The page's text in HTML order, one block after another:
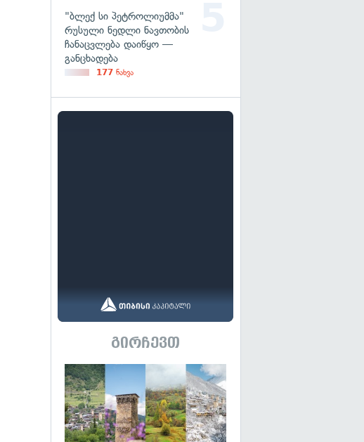
"ბლექ სი პეტროლიუმმა"
რუსული ნედლი ნავთობის
ჩანაცვლება დაიწყო —
განცხადება
177 ნახვა
გირჩევთ